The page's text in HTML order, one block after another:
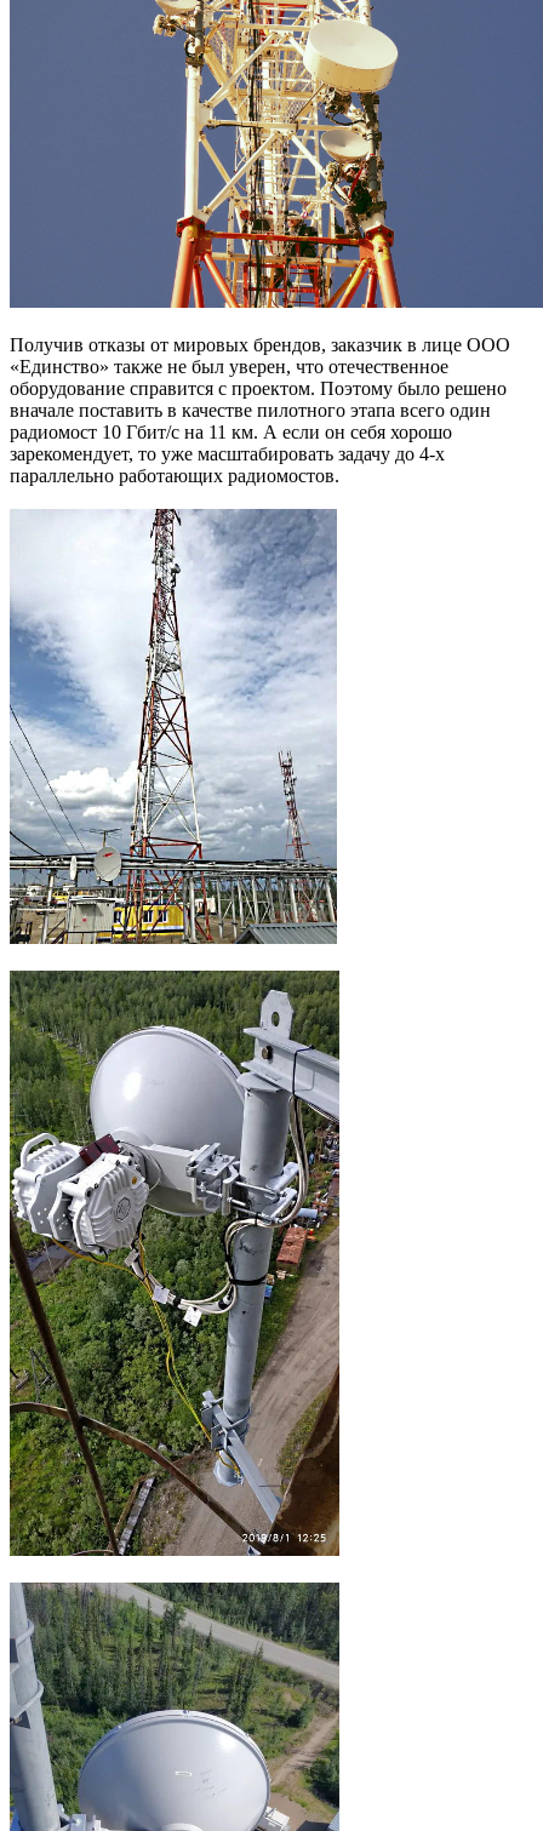
Получив отказы от мировых брендов, заказчик в лице ООО
«Единство» также не был уверен, что отечественное
оборудование справится с проектом. Поэтому было решено
вначале поставить в качестве пилотного этапа всего один
радиомост 10 Гбит/c на 11 км. А если он себя хорошо
зарекомендует, то уже масштабировать задачу до 4-х
параллельно работающих радиомостов.